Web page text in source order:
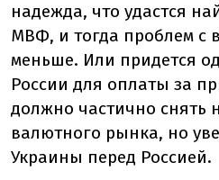
надежда, что удастся
МВФ, и тогда проблем с
меньше. Или придется
России для оплаты за
должно частично снять
валютного рынка, но
Украины перед Россией.